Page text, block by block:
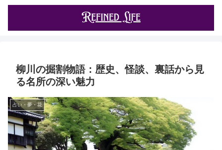
柳川の掘割物語：歴史、怪談、裏話から見
る名所の深い魅力
占い・夢・花